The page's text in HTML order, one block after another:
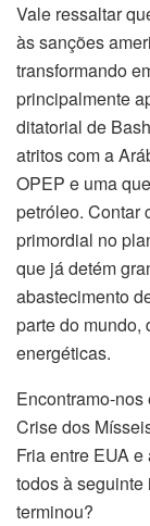
Vale ressaltar
às sanções
transformando
principalmente
ditatorial de
atritos com a
OPEP e uma
petróleo. Contar
primordial no
que já detém
abastecimento
parte do mundo,
energéticas.
Encontramo-
Crise dos
Fria entre EUA
todos à seguinte
terminou?